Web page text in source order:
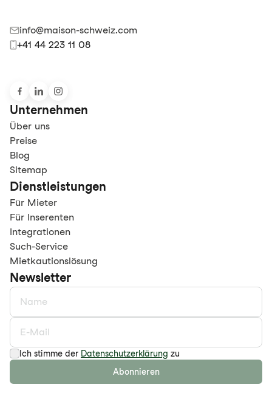
info@maison-schweiz.com
+41 44 223 11 08
Unternehmen
Über uns
Preise
Blog
Sitemap
Dienstleistungen
Für Mieter
Für Inserenten
Integrationen
Such-Service
Mietkautionslösung
Newsletter
Ich stimme der Datenschutzerklärung zu
Abonnieren